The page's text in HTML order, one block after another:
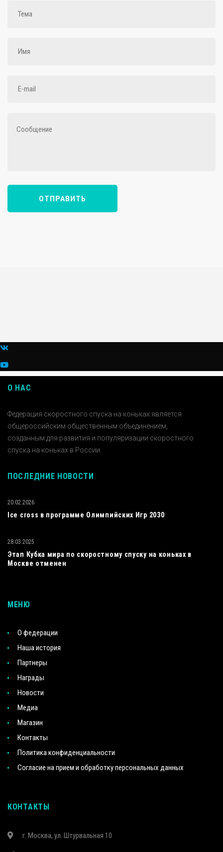
О НАС
Федерация скоростного спуска на коньках является
общероссийским общественным объединением,
созданным для развития и популяризации скоростного
спуска на коньках в России.
ПОСЛЕДНИЕ НОВОСТИ
Ice cross в программе Олимпийских Игр 2030
20.02.2026
Этап Кубка мира по скоростному спуску на коньках в
Москве отменен
28.03.2025
МЕНЮ
О федерации
Наша история
Партнеры
Награды
Новости
Медиа
Магазин
Контакты
Политика конфиденциальности
Согласие на прием и обработку персональных данных
КОНТАКТЫ
г. Москва, ул. Штурвальная 10